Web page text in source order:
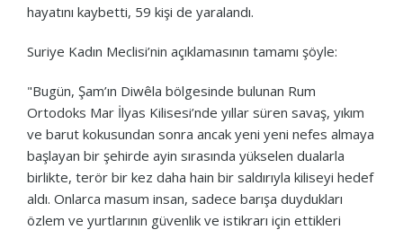
hayatını kaybetti, 59 kişi de yaralandı.
Suriye Kadın Meclisi’nin açıklamasının tamamı şöyle:
"Bugün, Şam’ın Diwêla bölgesinde bulunan Rum
Ortodoks Mar İlyas Kilisesi’nde yıllar süren savaş, yıkım
ve barut kokusundan sonra ancak yeni yeni nefes almaya
başlayan bir şehirde ayin sırasında yükselen dualarla
birlikte, terör bir kez daha hain bir saldırıyla kiliseyi hedef
aldı. Onlarca masum insan, sadece barışa duydukları
özlem ve yurtlarının güvenlik ve istikrarı için ettikleri